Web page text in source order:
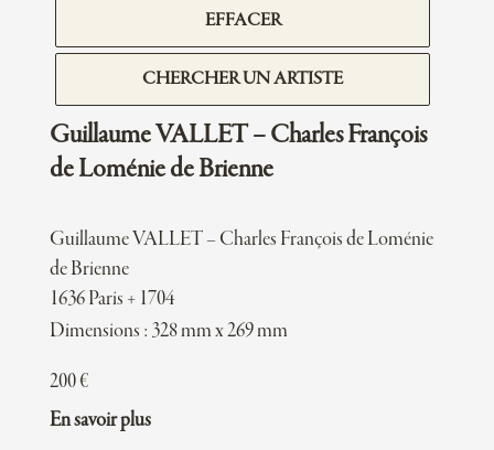
EFFACER
CHERCHER UN ARTISTE
Guillaume VALLET – Charles François
de Loménie de Brienne
Guillaume VALLET – Charles François de Loménie
de Brienne
1636 Paris + 1704
Dimensions : 328 mm x 269 mm
200€
En savoir plus